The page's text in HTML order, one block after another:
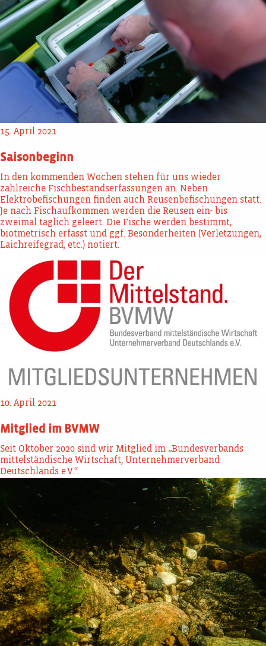
15. April 2021
Saisonbeginn
In den kommenden Wochen stehen für uns wieder
zahlreiche Fischbestandserfassungen an. Neben
Elektrobefischungen finden auch Reusenbefischungen statt.
Je nach Fischaufkommen werden die Reusen ein- bis
zweimal täglich geleert. Die Fische werden bestimmt,
biotmetrisch erfasst und ggf. Besonderheiten (Verletzungen,
Laichreifegrad, etc.) notiert.
10. April 2021
Mitglied im BVMW
Seit Oktober 2020 sind wir Mitglied im „Bundesverbands
mittelständische Wirtschaft, Unternehmerverband
Deutschlands e.V.“.